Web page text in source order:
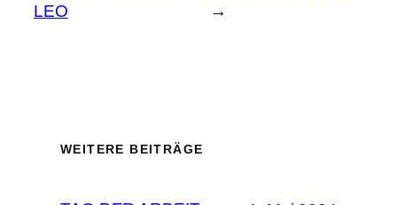
LEO
→
WEITERE BEITRÄGE